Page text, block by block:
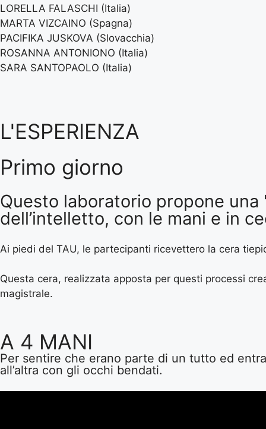
LORELLA FALASCHI (Italia)
MARTA VIZCAINO (Spagna)
PACIFIKA JUSKOVA (Slovacchia)
ROSANNA ANTONIONO (Italia)
SARA SANTOPAOLO (Italia)
L'ESPERIENZA
Primo giorno
Questo laboratorio propone
dell’intelletto, con le mani e in
Ai piedi del TAU, le partecipanti ricevettero la cera
Questa cera, realizzata apposta per questi processi
magistrale.
A 4 MANI
Per sentire che erano parte di un tutto ed
all’altra con gli occhi bendati.